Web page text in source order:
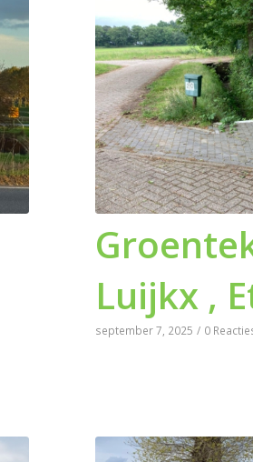
Luijkx ,
september 7, 2025 / 0